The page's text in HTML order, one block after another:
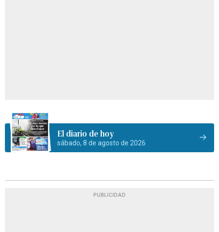
El diario de hoy
sábado, 8 de agosto de 2026
PUBLICIDAD